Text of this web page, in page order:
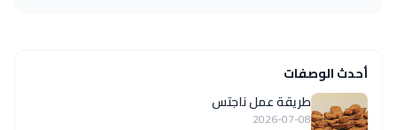
أحدث الوصفات
طريقة عمل ناجتس
2026-07-08